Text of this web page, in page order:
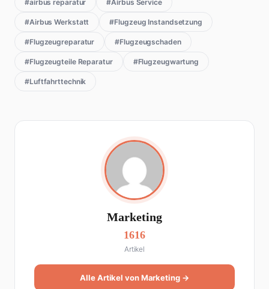
#airbus reparatur #Airbus Service
#Airbus Werkstatt #Flugzeug Instandsetzung
#Flugzeugreparatur #Flugzeugschaden
#Flugzeugteile Reparatur #Flugzeugwartung
#Luftfahrttechnik
Marketing
1616
Artikel
Alle Artikel von Marketing →